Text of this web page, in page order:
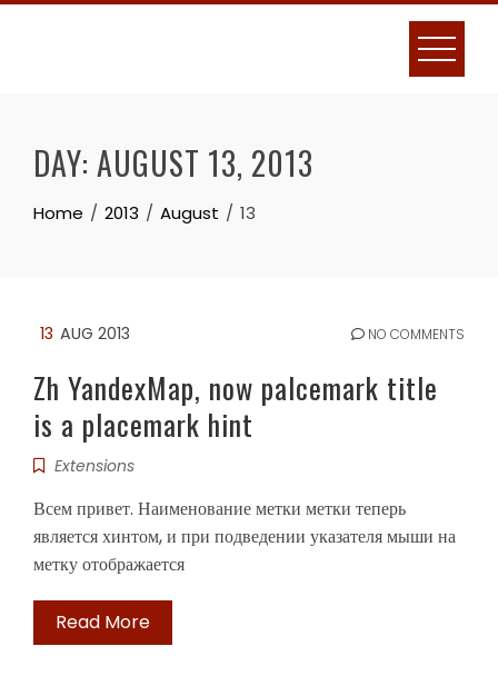
Skip
DAY: AUGUST 13, 2013
Home 2013 August 13
13 AUG 2013 NO COMMENTS
Zh YandexMap, now palcemark title
is a placemark hint
Extensions
Всем привет. Наименование метки метки теперь
является хинтом, и при подведении указателя мыши на
метку отображается
Read More